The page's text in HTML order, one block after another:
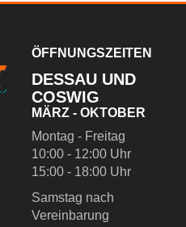
ÖFFNUNGSZEITEN
DESSAU UND
COSWIG
MÄRZ - OKTOBER
Montag - Freitag
10:00 - 12:00 Uhr
15:00 - 18:00 Uhr
Samstag nach
Vereinbarung